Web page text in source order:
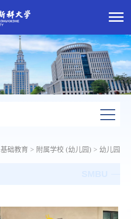
基础教育 > 附属学校 (幼儿园) > 幼儿园